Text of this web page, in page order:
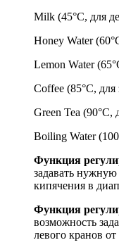
Milk (45°С, для
Honey Water
Lemon Water
Coffee (85°С, для
Green Tea (90°С,
Boiling Water
Функция
задавать
кипячения в
Функция
возможность
левого кранов